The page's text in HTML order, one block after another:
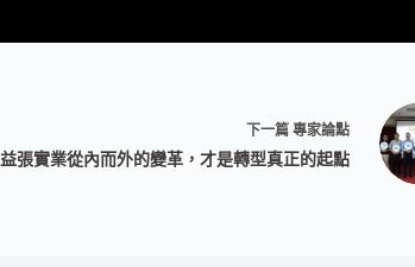
下一篇 專家論點
益張實業從內而外的變革，才是轉型真正的起點